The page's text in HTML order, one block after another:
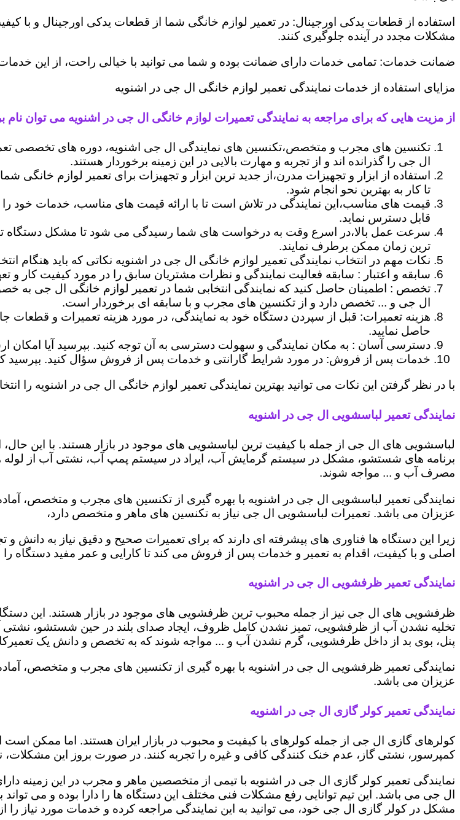
استفاده از قطعات یدکی اورجینال: در تعمیر لوازم خانگی شما از قطعات یدکی اورجینال و با
مشکلات مجدد در آینده جلوگیری کنند.
ضمانت خدمات: تمامی خدمات دارای ضمانت بوده و شما می توانید با خیالی راحت، از این خدمات
مزایای استفاده از خدمات نمایندگی تعمیر لوازم خانگی ال جی در اشنویه
از مزیت هایی که برای مراجعه به نمایندگی تعمیرات لوازم خانگی ال جی در اشنویه می توان نام
تکنسین های مجرب و متخصص،تکنسین های نمایندگی ال جی اشنویه، دوره های تخصصی
ال جی را گذرانده اند و از تجربه و مهارت بالایی در این زمینه برخوردار هستند.
استفاده از ابزار و تجهیزات مدرن،از جدید ترین ابزار و تجهیزات برای تعمیر لوازم خانگی
تا کار به بهترین نحو انجام شود.
قیمت های مناسب،این نمایندگی در تلاش است تا با ارائه قیمت های مناسب، خدمات خود را
قابل دسترس نماید.
سرعت عمل بالا،در اسرع وقت به درخواست های شما رسیدگی می شود تا مشکل دستگاه
ترین زمان ممکن برطرف نمایند.
نکات مهم در انتخاب نمایندگی تعمیر لوازم خانگی ال جی در اشنویه نکاتی که باید هنگام
سابقه و اعتبار : سابقه فعالیت نمایندگی و نظرات مشتریان سابق را در مورد کیفیت کار و
تخصص : اطمینان حاصل کنید که نمایندگی انتخابی شما در تعمیر لوازم خانگی ال جی
ال جی و ... تخصص دارد و از تکنسین های مجرب و با سابقه ای برخوردار است.
هزینه تعمیرات: قبل از سپردن دستگاه خود به نمایندگی، در مورد هزینه تعمیرات و قطعات
حاصل نمایید.
دسترسی آسان : به مکان نمایندگی و سهولت دسترسی به آن توجه کنید. بپرسید آیا امکان
خدمات پس از فروش: در مورد شرایط گارانتی و خدمات پس از فروش سؤال کنید. بپرسید که
با در نظر گرفتن این نکات می توانید بهترین نمایندگی تعمیر لوازم خانگی ال جی در اشنویه را
نمایندگی تعمیر لباسشویی ال جی در اشنویه
لباسشویی های ال جی از جمله با کیفیت ترین لباسشویی های موجود در بازار هستند. با این
برنامه های شستشو، مشکل در سیستم گرمایش آب، ایراد در سیستم پمپ آب، نشتی آب از
مصرف آب و ... مواجه شوند.
نمایندگی تعمیر لباسشویی ال جی در اشنویه با بهره گیری از تکنسین های مجرب و متخصص،
عزیزان می باشد. تعمیرات لباسشویی ال جی نیاز به تکنسین های ماهر و متخصص دارد،
زیرا این دستگاه ها فناوری های پیشرفته ای دارند که برای تعمیرات صحیح و دقیق نیاز به دانش
اصلی و با کیفیت، اقدام به تعمیر و خدمات پس از فروش می کند تا کارایی و عمر مفید دستگاه را
نمایندگی تعمیر ظرفشویی ال جی در اشنویه
ظرفشویی های ال جی نیز از جمله محبوب ترین ظرفشویی های موجود در بازار هستند. این
تخلیه نشدن آب از ظرفشویی، تمیز نشدن کامل ظروف، ایجاد صدای بلند در حین شستشو، نشتی
پنل، بوی بد از داخل ظرفشویی، گرم نشدن آب و ... مواجه شوند که به تخصص و دانش یک
نمایندگی تعمیر ظرفشویی ال جی در اشنویه با بهره گیری از تکنسین های مجرب و متخصص،
عزیزان می باشد.
نمایندگی تعمیر کولر گازی ال جی در اشنویه
کولرهای گازی ال جی از جمله کولرهای با کیفیت و محبوب در بازار ایران هستند. اما ممکن
کمپرسور، نشتی گاز، عدم خنک کنندگی کافی و غیره را تجربه کنند. در صورت بروز این مشکلات،
نمایندگی تعمیر کولر گازی ال جی در اشنویه با تیمی از متخصصین ماهر و مجرب در این زمینه
ال جی می باشد. این تیم توانایی رفع مشکلات فنی مختلف این دستگاه ها را دارا بوده و می
مشکل در کولر گازی ال جی خود، می توانید به این نمایندگی مراجعه کرده و خدمات مورد نیاز را از